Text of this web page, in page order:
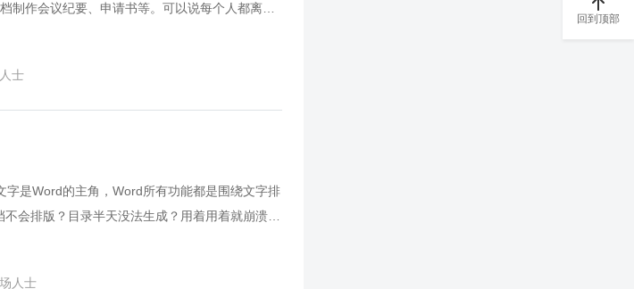
制作会议纪要、申请书等。可以说每个人都离不
项都 不 能 少！ 本课程精心挑选了WPS三大办
入深循序渐进的地引导学员找到方向、理顺逻
法技巧。掌握这些技巧后，将会10倍提升工作
文并茂，文档排版精致美观。从而帮助员工提升
士
是Word的主角，Word所有功能都是围绕文字排
会排版？目录半天没法生成？用着用着就崩溃？
现，不但没有解决问题，还以为Word文档就是
课程将带你系统掌握Word高效秘诀。通过学
人士
回到顶部